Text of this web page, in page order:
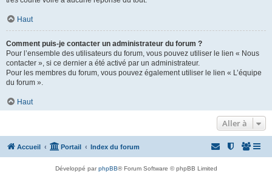
Haut
Comment puis-je contacter un administrateur du forum ?
Pour l’ensemble des utilisateurs du forum, vous pouvez utiliser le lien « Nous
contacter », si ce dernier a été activé par un administrateur.
Pour les membres du forum, vous pouvez également utiliser le lien « L’équipe
du forum ».
Haut
Aller à
Accueil Portail Index du forum
Développé parphpBB® Forum Software © phpBB Limited